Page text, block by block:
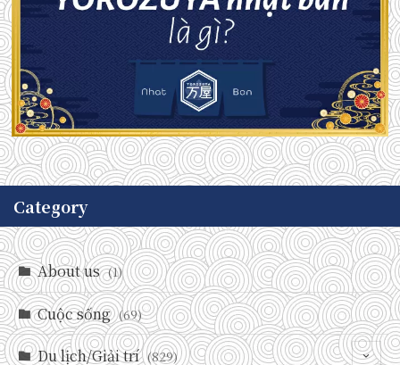
Category
About us (1)
Cuộc sống (69)
Du lịch/Giải trí (829)